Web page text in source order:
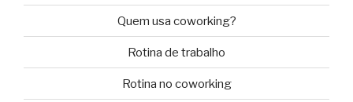
Quem usa coworking?
Rotina de trabalho
Rotina no coworking